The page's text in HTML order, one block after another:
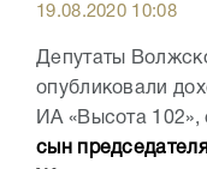
19.08.2020 10:08
Депутаты
опубликовали
ИА «Высота 102»,
сын